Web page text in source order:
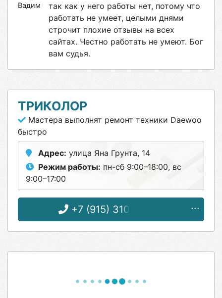
Вадим
так как у него работы нет, потому что
работать не умеет, целыми днями
строчит плохие отзывы на всех
сайтах. Честно работать не умеют. Бог
вам судья.
ТРИКОЛОР
Мастера выполнят ремонт техники Daewoo
быстро
Адрес: улица Яна Грунта, 14
Режим работы: пн-сб 9:00–18:00, вс
9:00–17:00
+7 (915) 310-64-90